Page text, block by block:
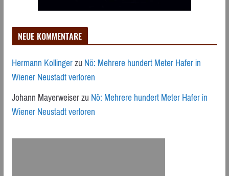
NEUE KOMMENTARE
Hermann KollingerzuNö: Mehrere hundert Meter Hafer in
Wiener Neustadt verloren
Johann MayerweiserzuNö: Mehrere hundert Meter Hafer in
Wiener Neustadt verloren